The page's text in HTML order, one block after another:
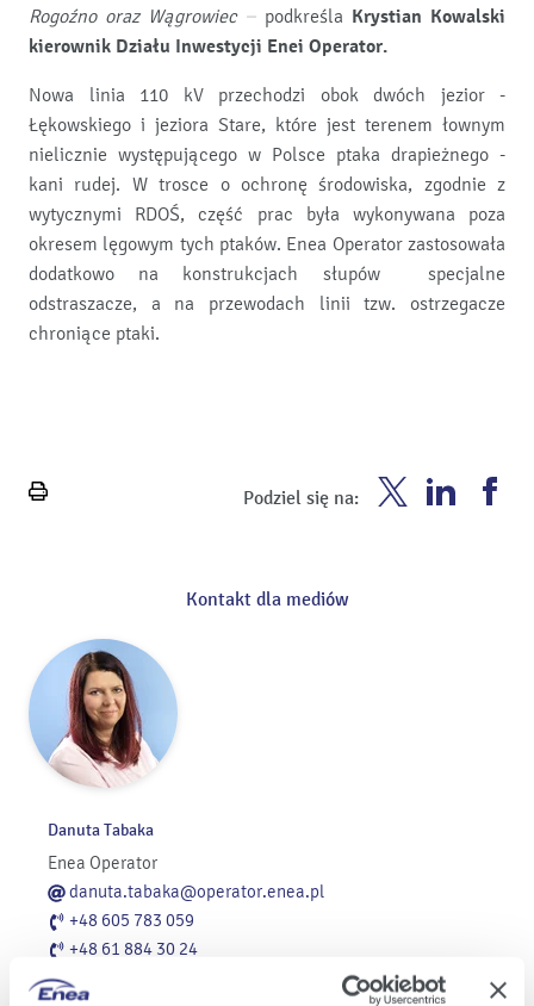
Rogoźno oraz Wągrowiec –podkreśla Krystian Kowalski
kierownik Działu Inwestycji Enei Operator.
Nowa linia 110 kV przechodzi obok dwóch jezior -
Łękowskiego i jeziora Stare, które jest terenem łownym
nielicznie występującego w Polsce ptaka drapieżnego -
kani rudej. W trosce o ochronę środowiska, zgodnie z
wytycznymi RDOŚ, część prac była wykonywana poza
okresem lęgowym tych ptaków. Enea Operator zastosowała
dodatkowo na konstrukcjach słupów specjalne
odstraszacze, a na przewodach linii tzw. ostrzegacze
chroniące ptaki.
Wydrukuj
Podziel się na:
Enea Enea
Kontakt dla mediów
Danuta Tabaka
Enea Operator
danuta.tabaka@operator.enea.pl
+48 605 783 059
+48 61 884 30 24